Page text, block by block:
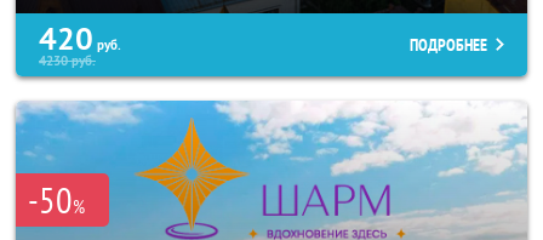
420 руб.
4230руб.
ПОДРОБНЕЕ
-50%